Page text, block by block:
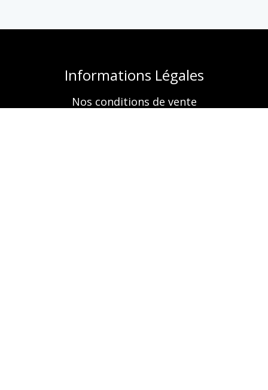
Informations Légales
Nos conditions de vente